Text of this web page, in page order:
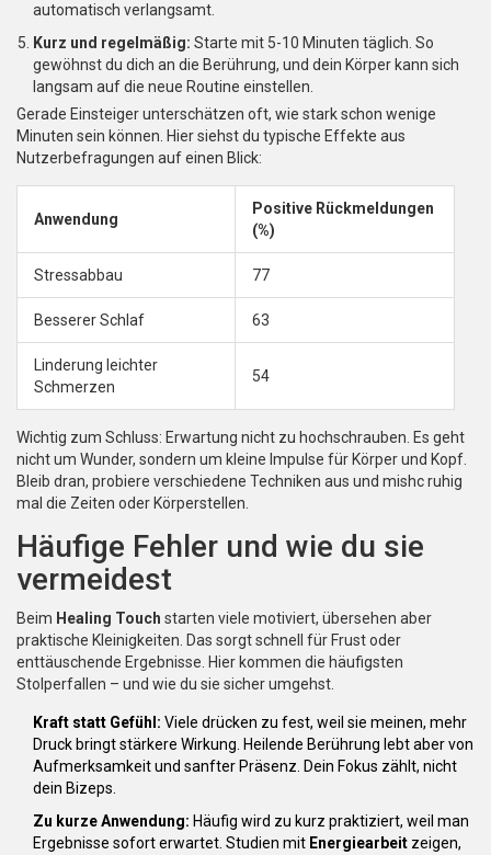
automatisch verlangsamt.
Kurz und regelmäßig: Starte mit 5-10 Minuten täglich. So
gewöhnst du dich an die Berührung, und dein Körper kann sich
langsam auf die neue Routine einstellen.
Gerade Einsteiger unterschätzen oft, wie stark schon wenige
Minuten sein können. Hier siehst du typische Effekte aus
Nutzerbefragungen auf einen Blick:
Anwendung
Positive Rückmeldungen
(%)
Stressabbau 77
Besserer Schlaf 63
Linderung leichter
Schmerzen
54
Wichtig zum Schluss: Erwartung nicht zu hochschrauben. Es geht
nicht um Wunder, sondern um kleine Impulse für Körper und Kopf.
Bleib dran, probiere verschiedene Techniken aus und mishc ruhig
mal die Zeiten oder Körperstellen.
Häufige Fehler und wie du sie
vermeidest
Beim Healing Touch starten viele motiviert, übersehen aber
praktische Kleinigkeiten. Das sorgt schnell für Frust oder
enttäuschende Ergebnisse. Hier kommen die häufigsten
Stolperfallen – und wie du sie sicher umgehst.
Kraft statt Gefühl: Viele drücken zu fest, weil sie meinen, mehr
Druck bringt stärkere Wirkung. Heilende Berührung lebt aber von
Aufmerksamkeit und sanfter Präsenz. Dein Fokus zählt, nicht
dein Bizeps.
Zu kurze Anwendung: Häufig wird zu kurz praktiziert, weil man
Ergebnisse sofort erwartet. Studien mit Energiearbeit zeigen,